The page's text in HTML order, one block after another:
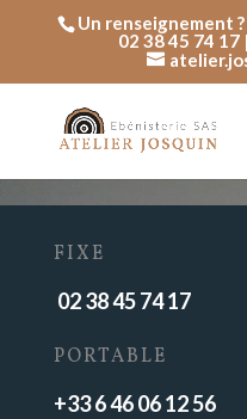
Un renseignement
02 38 45 74 17
FIXE
02 38 45 74 17
PORTABLE
+33 6 46 06 12 56